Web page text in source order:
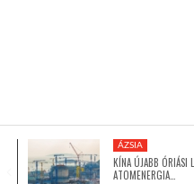
ÁZSIA
KÍNA ÚJABB ÓRIÁSI
ATOMENERGIA…